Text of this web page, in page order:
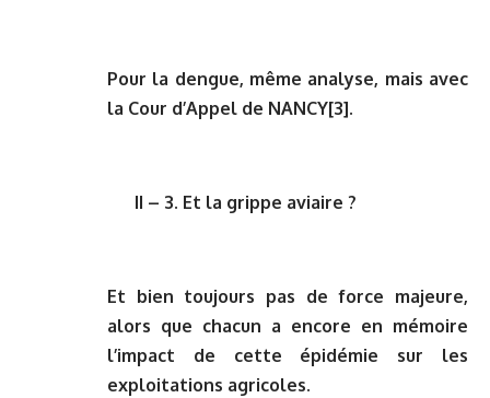
Pour la dengue, même analyse, mais avec
la Cour d’Appel de NANCY[3].
II – 3. Et la grippe aviaire ?
Et bien toujours pas de force majeure,
alors que chacun a encore en mémoire
l’impact de cette épidémie sur les
exploitations agricoles.